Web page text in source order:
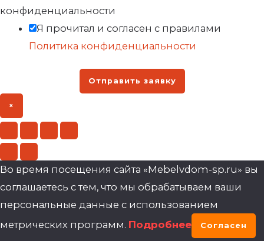
конфиденциальности
Я прочитал и согласен с правилами
Политика конфиденциальности
Отправить заявку
×
Во время посещения сайта «Mebelvdom-sp.ru» вы
соглашаетесь с тем, что мы обрабатываем ваши
персональные данные с использованием
метрических программ. Подробнее Согласен